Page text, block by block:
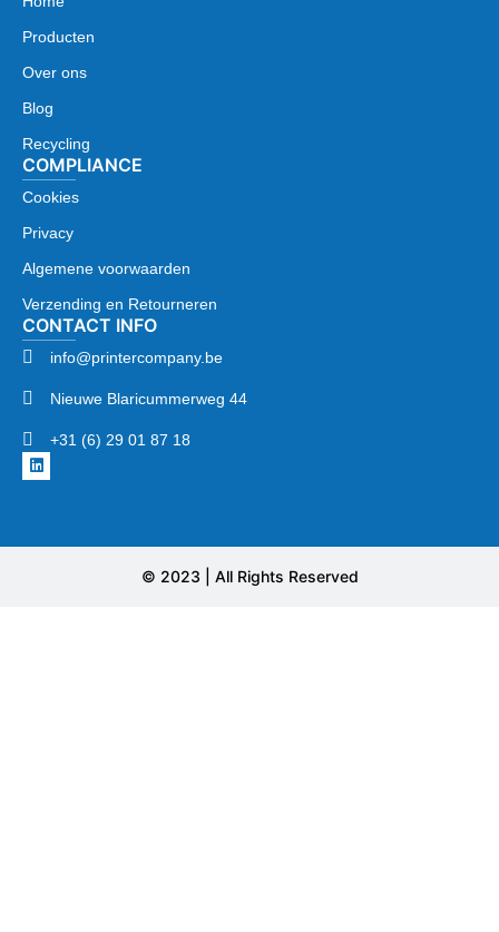
Producten
Over ons
Blog
Recycling
COMPLIANCE
Cookies
Privacy
Algemene voorwaarden
Verzending en Retourneren
CONTACT INFO
info@printercompany.be
Nieuwe Blaricummerweg 44
+31 (6) 29 01 87 18
© 2023 | All Rights Reserved